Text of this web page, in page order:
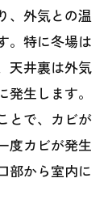
、外気との温
。特に冬場は
天井裏は外気
生します。
とで、カビが
度カビが発生
部から室内に